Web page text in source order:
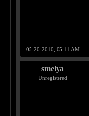
05-20-2010, 05:11 AM
smelya
Unregistered